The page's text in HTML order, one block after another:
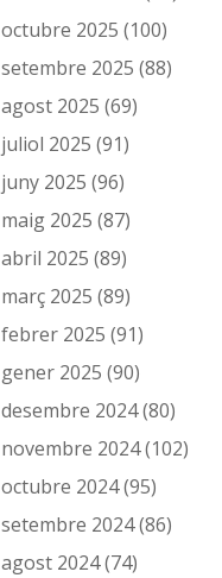
octubre 2025 (100)
setembre 2025 (88)
agost 2025 (69)
juliol 2025 (91)
juny 2025 (96)
maig 2025 (87)
abril 2025 (89)
març 2025 (89)
febrer 2025 (91)
gener 2025 (90)
desembre 2024(80)
novembre 2024(102)
octubre 2024(95)
setembre 2024(86)
agost 2024(74)